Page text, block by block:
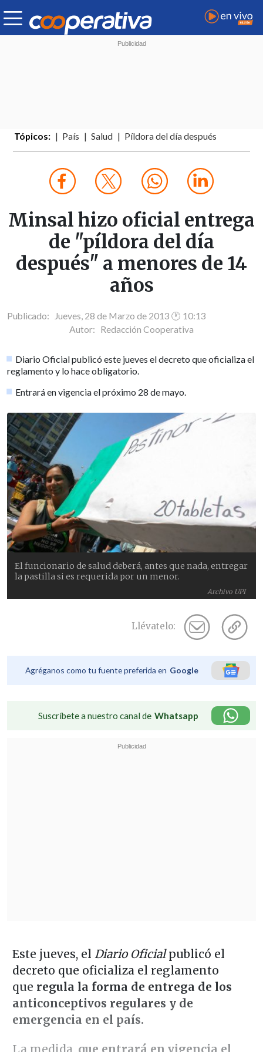
Tópicos: País Salud Píldora del día después
Minsal hizo oficial entrega
de "píldora del día
después" a menores de 14
años
Publicado: Jueves, 28 de Marzo de 2013 🕐 10:13
Autor: Redacción Cooperativa
Diario Oficial publicó este jueves el decreto que oficializa el
reglamento y lo hace obligatorio.
Entrará en vigencia el próximo 28 de mayo.
Archivo UPI
El funcionario de salud deberá, antes que nada, entregar
la pastilla si es requerida por un menor.
Llévatelo:
Agréganos como tu fuente preferida en Google
Suscríbete a nuestro canal de Whatsapp
Este jueves, el Diario Oficialpublicó el
decreto que oficializa el reglamento
que regula la forma de entrega de los
anticonceptivos regulares y de
emergencia en el país.